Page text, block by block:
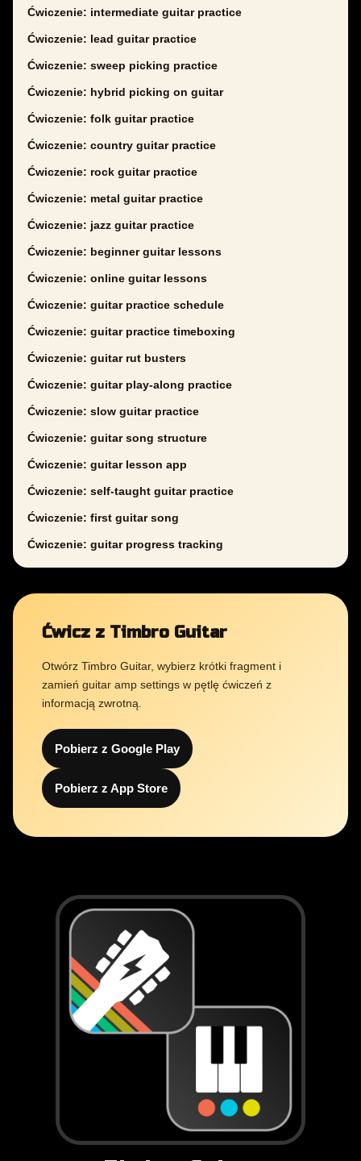
Ćwiczenie: intermediate guitar practice
Ćwiczenie: lead guitar practice
Ćwiczenie: sweep picking practice
Ćwiczenie: hybrid picking on guitar
Ćwiczenie: folk guitar practice
Ćwiczenie: country guitar practice
Ćwiczenie: rock guitar practice
Ćwiczenie: metal guitar practice
Ćwiczenie: jazz guitar practice
Ćwiczenie: beginner guitar lessons
Ćwiczenie: online guitar lessons
Ćwiczenie: guitar practice schedule
Ćwiczenie: guitar practice timeboxing
Ćwiczenie: guitar rut busters
Ćwiczenie: guitar play-along practice
Ćwiczenie: slow guitar practice
Ćwiczenie: guitar song structure
Ćwiczenie: guitar lesson app
Ćwiczenie: self-taught guitar practice
Ćwiczenie: first guitar song
Ćwiczenie: guitar progress tracking
Ćwicz z Timbro Guitar
Otwórz Timbro Guitar, wybierz krótki fragment i
zamień guitar amp settings w pętlę ćwiczeń z
informacją zwrotną.
Pobierz z Google Play
Pobierz z App Store